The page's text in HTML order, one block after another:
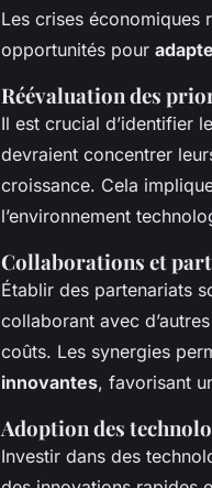
Les crises économiques
opportunités pour
Réévaluation des
Il est crucial d’identifier
devraient concentrer
croissance. Cela
l’environnement
Collaborations et
Établir des partenariats
collaborant avec
coûts. Les synergies
innovantes, favorisant
Adoption des
Investir dans des